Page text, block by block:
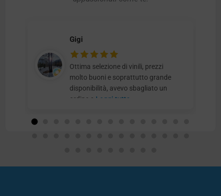
Gigi
Ottima selezione di vinili, prezzi
molto buoni e soprattutto grande
disponibilità, avevo sbagliato un
ordine e Leggi tutto